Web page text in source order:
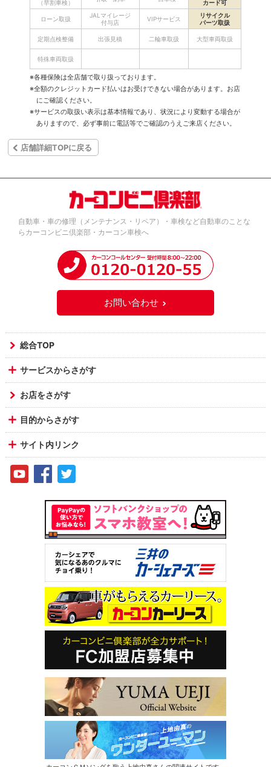
（早割車検）
カード可
ローン取扱
JALマイレージ
付与店
VIPサービス
リサイクル
パーツ取扱
定期点検整備 出張見積 二輪車取扱 大型車両取扱
特殊車両取扱
※各種保険は全店舗で取り扱っております。
※全額のクレジットカード払いはお受けできない場合があります。お店
にご確認ください。
※サービスの取扱い表示は基本情報であり、状況により変動する場合が
ありますので、必ず事前に電話等でご確認のうえご来店ください。
店舗詳細TOPに戻る
自動車・車の修理（メンテナンス・リペア）・車検など自動車のことな
らカーコンビニ倶楽部・カーコン車検へ
お問い合わせ
総合TOP
サービスからさがす
お店をさがす
目的からさがす
サイト内リンク